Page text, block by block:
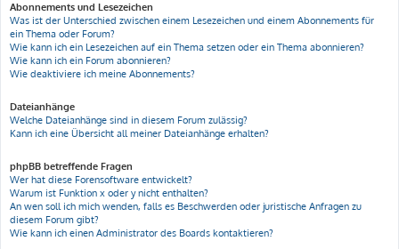
Abonnements und Lesezeichen
Was ist der Unterschied zwischen einem Lesezeichen und einem Abonnements für
ein Thema oder Forum?
Wie kann ich ein Lesezeichen auf ein Thema setzen oder ein Thema abonnieren?
Wie kann ich ein Forum abonnieren?
Wie deaktiviere ich meine Abonnements?
Dateianhänge
Welche Dateianhänge sind in diesem Forum zulässig?
Kann ich eine Übersicht all meiner Dateianhänge erhalten?
phpBB betreffende Fragen
Wer hat diese Forensoftware entwickelt?
Warum ist Funktion x oder y nicht enthalten?
An wen soll ich mich wenden, falls es Beschwerden oder juristische Anfragen zu
diesem Forum gibt?
Wie kann ich einen Administrator des Boards kontaktieren?